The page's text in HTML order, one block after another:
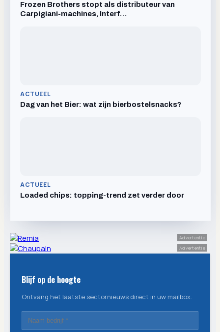
Frozen Brothers stopt als distributeur van
Carpigiani-machines, Interf…
ACTUEEL
Dag van het Bier: wat zijn bierbostelsnacks?
ACTUEEL
Loaded chips: topping-trend zet verder door
Advertentie
Advertentie
Blijf op de hoogte
Ontvang het laatste sectornieuws direct in uw mailbox.